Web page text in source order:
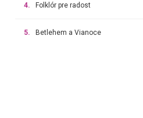
4. Folklór pre radost
5. Betlehem a Vianoce